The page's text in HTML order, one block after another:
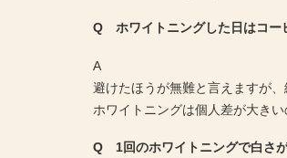
Q ホワイトニングした日はコー
A
避けたほうが無難と言えますが
ホワイトニングは個人差が大き
Q 1回のホワイトニングで白さ